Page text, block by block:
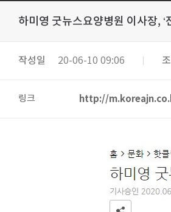
하미영 굿뉴스요양병원 이사장, ‘
작성일 20-06-10 09:06
링크 http://